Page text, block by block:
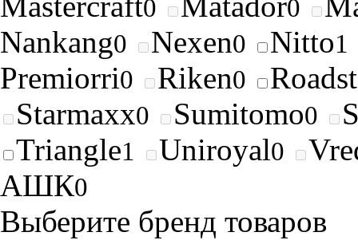
0 0
Nankang0 Nexen0 Nitto1
Premiorri0 Riken0
Starmaxx0 Sumitomo0
Triangle1 Uniroyal0
АШК0
Выберите бренд товаров